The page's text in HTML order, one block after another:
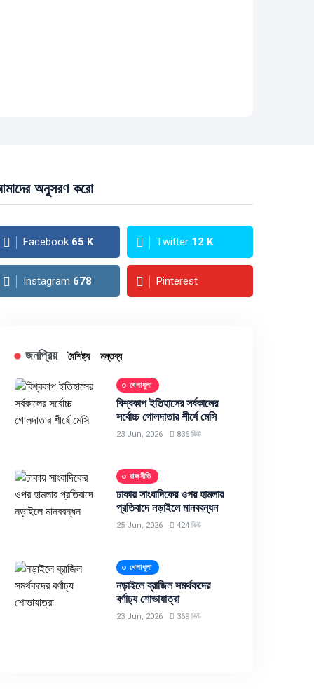
অনুসরণ করো
Facebook 65 K Twitter 12 K
Instagram 678 Pinterest
জনপ্রিয় বৈশিষ্ট্য মন্তব্য
খেলাধুলা
বিশ্বকাপ ইতিহাসের সর্বকালের
সর্বোচ্চ গোলদাতার শীর্ষে মেসি
23 Jun, 2026 836 ভিউ
রাজনীতি
ঢাকায় সাংবাদিকের ওপর হামলার
প্রতিবাদে নড়াইলে মানববন্ধন
25 Jun, 2026 424 ভিউ
খেলাধুলা
নড়াইলে ব্রাজিল সমর্থকদের
বর্ণাঢ্য শোভাযাত্রা
23 Jun, 2026 369 ভিউ